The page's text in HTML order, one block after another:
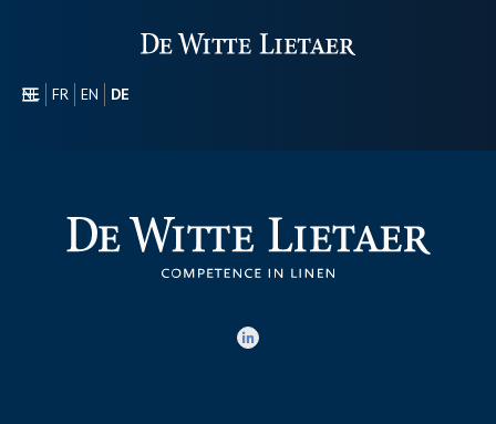
NL FR EN
DE
UNSER SORTIMENT